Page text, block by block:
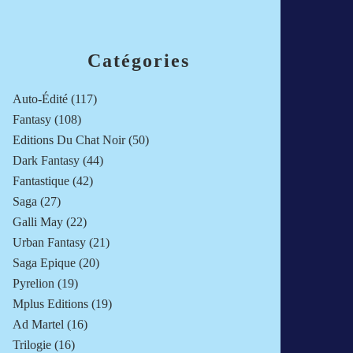
Catégories
Auto-Édité (117)
Fantasy (108)
Editions Du Chat Noir(50)
Dark Fantasy (44)
Fantastique (42)
Saga (27)
Galli May (22)
Urban Fantasy (21)
Saga Epique (20)
Pyrelion (19)
Mplus Editions (19)
Ad Martel (16)
Trilogie (16)